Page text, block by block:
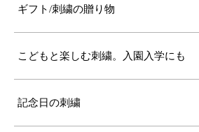
ギフト/刺繍の贈り物
こどもと楽しむ刺繍。入園入学にも
記念日の刺繍